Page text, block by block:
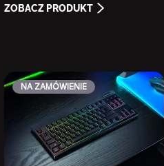
ZOBACZ PRODUKT
NA ZAMÓWIENIE